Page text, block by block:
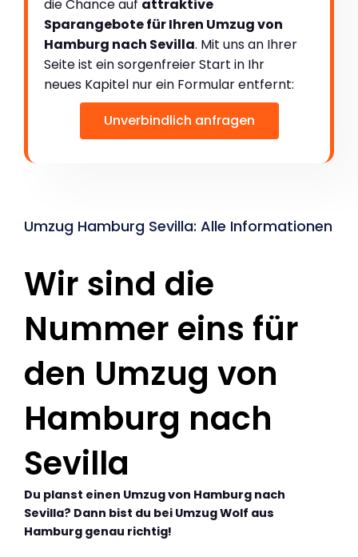
die Chance auf attraktive
Sparangebote für Ihren Umzug von
Hamburg nach Sevilla. Mit uns an Ihrer
Seite ist ein sorgenfreier Start in Ihr
neues Kapitel nur ein Formular entfernt:
Unverbindlich anfragen
Umzug Hamburg Sevilla: Alle Informationen
Wir sind die
Nummer eins für
den Umzug von
Hamburg nach
Sevilla
Du planst einen Umzug von Hamburg nach
Sevilla? Dann bist du bei Umzug Wolf aus
Hamburg genau richtig!